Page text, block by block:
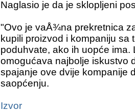
Naglasio je da je sklopljeni
"Ovo je vaÅ¾na prekretnica
kupili proizvod i kompaniju sa
poduhvate, ako ih uopće ima.
omogućava najbolje iskustvo
spajanje ove dvije kompanije
saopćenju.
Izvor